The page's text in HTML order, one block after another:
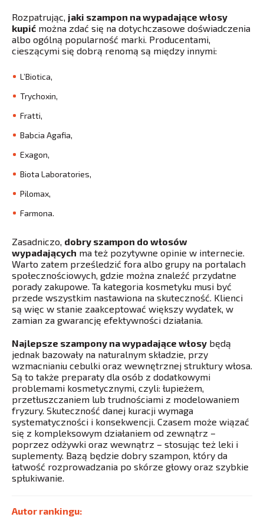
Rozpatrując, jaki szampon na wypadające włosy
kupić można zdać się na dotychczasowe doświadczenia
albo ogólną popularność marki. Producentami,
cieszącymi się dobrą renomą są między innymi:
L’Biotica,
Trychoxin,
Fratti,
Babcia Agafia,
Exagon,
Biota Laboratories,
Pilomax,
Farmona.
Zasadniczo, dobry szampon do włosów
wypadających ma też pozytywne opinie w internecie.
Warto zatem prześledzić fora albo grupy na portalach
społecznościowych, gdzie można znaleźć przydatne
porady zakupowe. Ta kategoria kosmetyku musi być
przede wszystkim nastawiona na skuteczność. Klienci
są więc w stanie zaakceptować większy wydatek, w
zamian za gwarancję efektywności działania.
Najlepsze szampony na wypadające włosy będą
jednak bazowały na naturalnym składzie, przy
wzmacnianiu cebulki oraz wewnętrznej struktury włosa.
Są to także preparaty dla osób z dodatkowymi
problemami kosmetycznymi, czyli: łupieżem,
przetłuszczaniem lub trudnościami z modelowaniem
fryzury. Skuteczność danej kuracji wymaga
systematyczności i konsekwencji. Czasem może wiązać
się z kompleksowym działaniem od zewnątrz –
poprzez odżywki oraz wewnątrz – stosując też leki i
suplementy. Bazą będzie dobry szampon, który da
łatwość rozprowadzania po skórze głowy oraz szybkie
spłukiwanie.
Autor rankingu: